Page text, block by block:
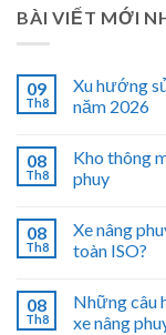
BÀI VIẾT MỚI
09
Th8
Xu hướng
năm 2026
08
Th8
Kho thông
phuy
08
Th8
Xe nâng
toàn ISO?
08
Th8
Những câu
xe nâng